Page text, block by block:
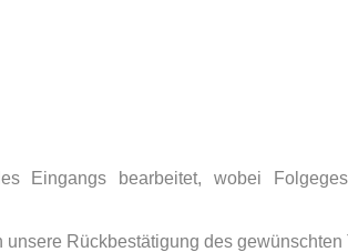
Eingangs bearbeitet, wobei
Rückbestätigung des gewünschten